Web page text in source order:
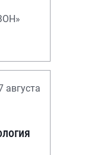
августа